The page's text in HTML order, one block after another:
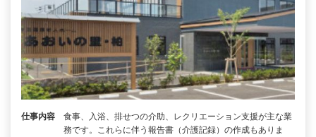
仕事内容
食事、入浴、排せつの介助、レクリエーション支援が主な業
務です。これらに伴う報告書（介護記録）の作成もありま